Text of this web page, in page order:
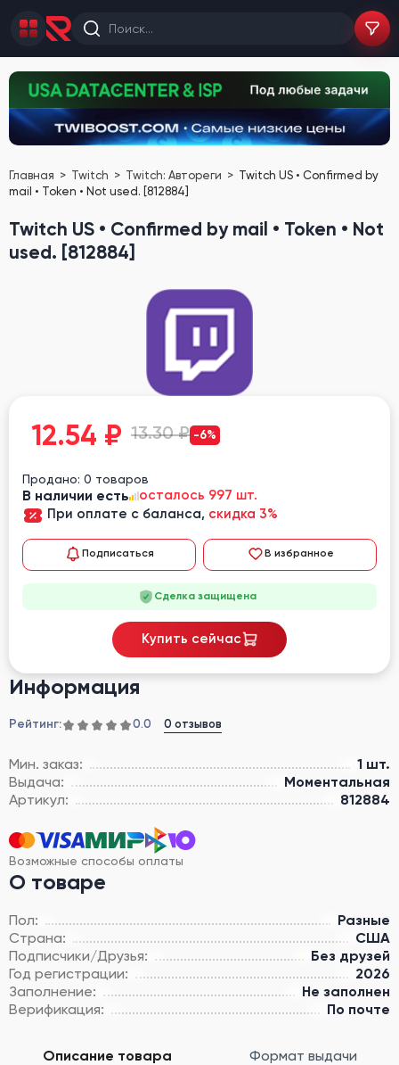
Главная Twitch Twitch: Автореги
Twitch US • Confirmed by
mail • Token • Not used. [812884]
Twitch US • Confirmed by mail • Token • Not
used. [812884]
Информация
Рейтинг: 0.0 0 отзывов
Мин. заказ:
1 шт.
Выдача:
Моментальная
Артикул:
812884
Возможные способы оплаты
О товаре
Пол:
Разные
Страна:
США
Подписчики/Друзья:
Без друзей
Год регистрации:
2026
Заполнение:
Не заполнен
Верификация:
По почте
12.54 ₽ 13.30 ₽ -6%
Продано: 0 товаров
В наличии есть
осталось 997 шт.
При оплате с баланса, скидка 3%
Подписаться В избранное
Сделка защищена
Купить сейчас
Описание товара Формат выдачи